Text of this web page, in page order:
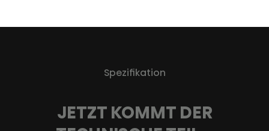
Spezifikation
JETZT KOMMT DER